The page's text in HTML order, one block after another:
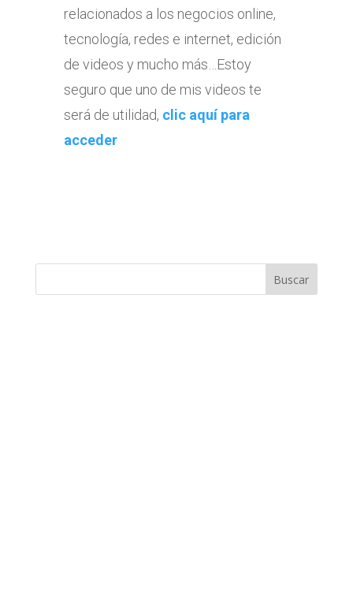
relacionados a los negocios online,
tecnología, redes e internet, edición
de videos y mucho más…Estoy
seguro que uno de mis videos te
será de utilidad, clic aquí para
acceder
Buscar